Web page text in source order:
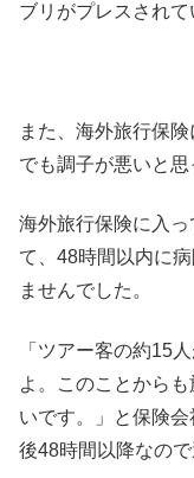
ブリがプレスされて
また、海外旅行保
でも調子が悪いと思
海外旅行保険に入
て、48時間以内に
ませんでした。
「ツアー客の約15
よ。このことから
いです。」と保険
後48時間以降なの